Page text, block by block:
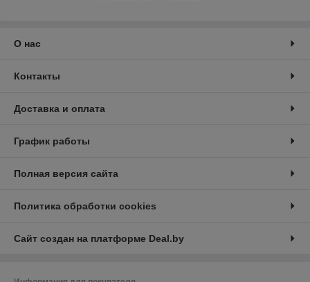
О нас
Контакты
Доставка и оплата
График работы
Полная версия сайта
Политика обработки cookies
Сайт создан на платформе Deal.by